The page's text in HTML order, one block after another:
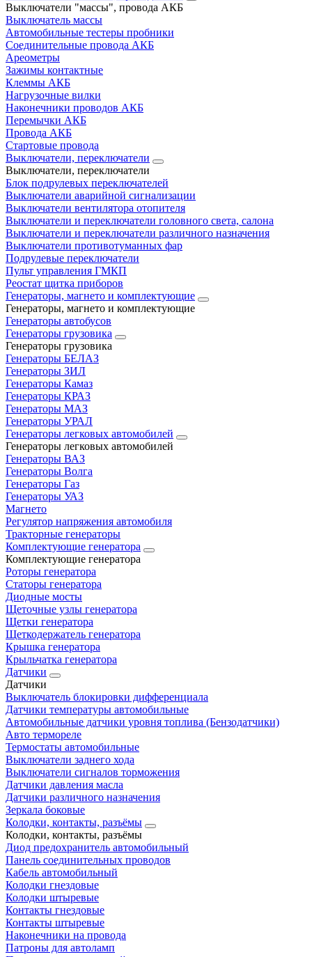
Выключатели "массы", провода АКБ
Выключатель массы
Автомобильные тестеры пробники
Соединительные провода АКБ
Ареометры
Зажимы контактные
Клеммы АКБ
Нагрузочные вилки
Наконечники проводов АКБ
Перемычки АКБ
Провода АКБ
Стартовые провода
Выключатели, переключатели
Выключатели, переключатели
Блок подрулевых переключателей
Выключатели аварийной сигнализации
Выключатели вентилятора отопителя
Выключатели и переключатели головного света, салона
Выключатели и переключатели различного назначения
Выключатели противотуманных фар
Подрулевые переключатели
Пульт управления ГМКП
Реостат щитка приборов
Генераторы, магнето и комплектующие
Генераторы, магнето и комплектующие
Генераторы автобусов
Генераторы грузовика
Генераторы грузовика
Генераторы БЕЛАЗ
Генераторы ЗИЛ
Генераторы Камаз
Генераторы КРАЗ
Генераторы МАЗ
Генераторы УРАЛ
Генераторы легковых автомобилей
Генераторы легковых автомобилей
Генераторы ВАЗ
Генераторы Волга
Генераторы Газ
Генераторы УАЗ
Магнето
Регулятор напряжения автомобиля
Тракторные генераторы
Комплектующие генератора
Комплектующие генератора
Роторы генератора
Статоры генератора
Диодные мосты
Щеточные узлы генератора
Щетки генератора
Щеткодержатель генератора
Крышка генератора
Крыльчатка генератора
Датчики
Датчики
Выключатель блокировки дифференциала
Датчики температуры автомобильные
Автомобильные датчики уровня топлива (Бензодатчики)
Авто термореле
Термостаты автомобильные
Выключатели заднего хода
Выключатели сигналов торможения
Датчики давления масла
Датчики различного назначения
Зеркала боковые
Колодки, контакты, разъёмы
Колодки, контакты, разъёмы
Диод предохранитель автомобильный
Панель соединительных проводов
Кабель автомобильный
Колодки гнездовые
Колодки штыревые
Контакты гнездовые
Контакты штыревые
Наконечники на провода
Патроны для автоламп